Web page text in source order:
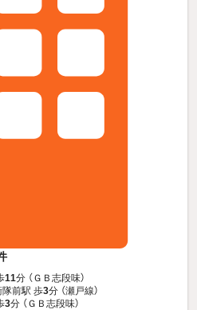
11分 （ＧＢ志段味）
前駅 歩3分 （瀬戸線）
3分 （ＧＢ志段味）